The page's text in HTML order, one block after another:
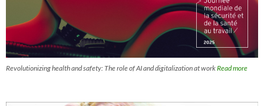
Revolutionizing health and safety: The role of AI and digitalization at workRead more